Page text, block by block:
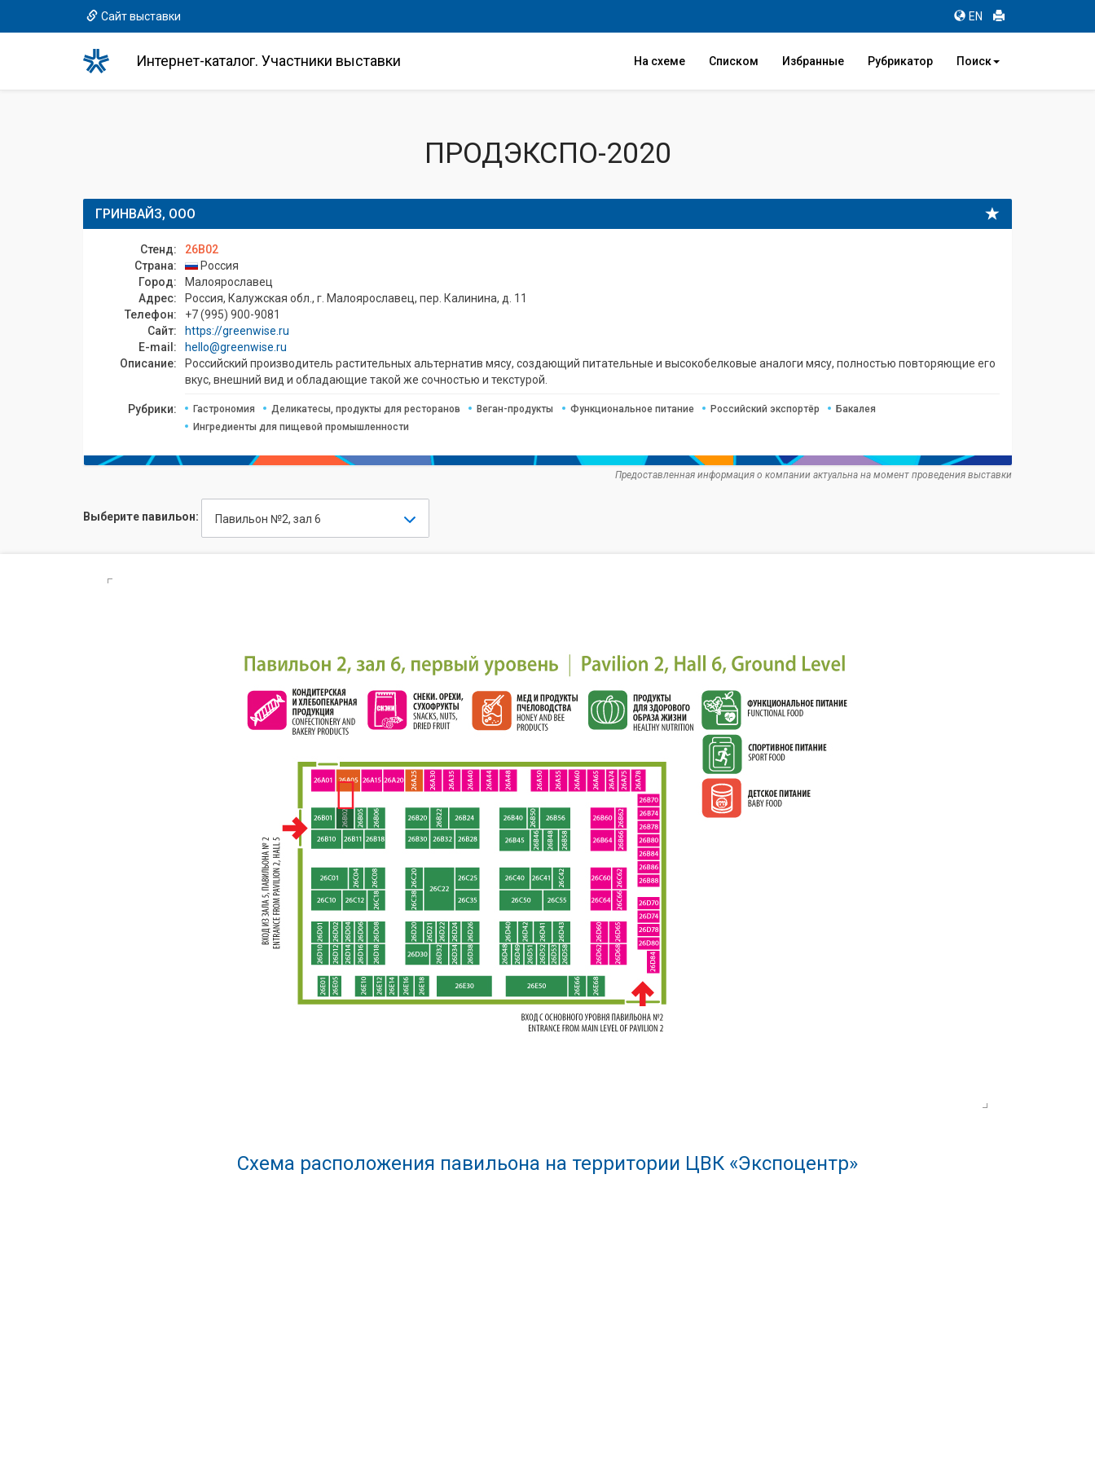
Сайт выставки EN
Интернет-каталог. Участники выставки На схеме Списком Избранные Рубрикатор Поиск
ПРОДЭКСПО-2020
ГРИНВАЙЗ, ООО
Стенд:
26B02
Страна:
Россия
Город:
Малоярославец
Адрес:
Россия, Калужская обл., г. Малоярославец, пер. Калинина, д. 11
Телефон:
+7 (995) 900-9081
Сайт:
https://greenwise.ru
E-mail:
hello@greenwise.ru
Описание:
Российский производитель растительных альтернатив мясу, создающий питательные и высокобелковые аналоги мясу, полностью повторяющие его
вкус, внешний вид и обладающие такой же сочностью и текстурой.
Рубрики: Гастрономия Деликатесы, продукты для ресторанов Веган-продукты Функциональное питание Российский экспортёр
Бакалея
Ингредиенты для пищевой промышленности
Предоставленная информация о компании актуальна на момент проведения выставки
Выберите павильон: Павильон №2, зал 6
Схема расположения павильона на территории ЦВК «Экспоцентр»